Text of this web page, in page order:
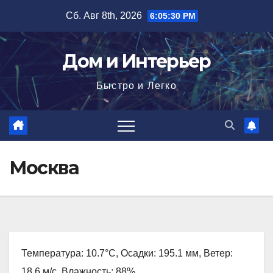
содержимому
Сб. Авг 8th, 2026 6:05:31 PM
Дом и Интерьер
Быстро и Легко
Москва
Температура: 10.7°C, Осадки: 195.1 мм, Ветер: